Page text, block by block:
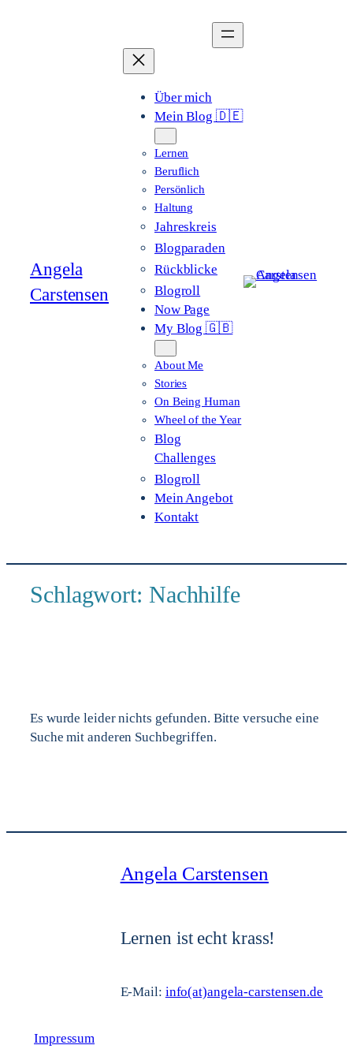
Angela
Carstensen
Über mich
Mein Blog 🇩🇪
Lernen
Beruflich
Persönlich
Haltung
Jahreskreis
Blogparaden
Rückblicke
Blogroll
Now Page
My Blog 🇬🇧
About Me
Stories
On Being Human
Wheel of the Year
Blog
Challenges
Blogroll
Mein Angebot
Kontakt
Schlagwort: Nachhilfe
Es wurde leider nichts gefunden. Bitte versuche eine
Suche mit anderen Suchbegriffen.
Angela Carstensen
Lernen ist echt krass!
E-Mail: info(at)angela-carstensen.de
Impressum